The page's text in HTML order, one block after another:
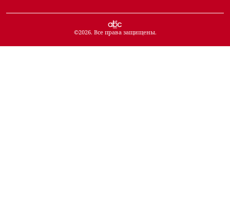
©2026. Все права защищены.